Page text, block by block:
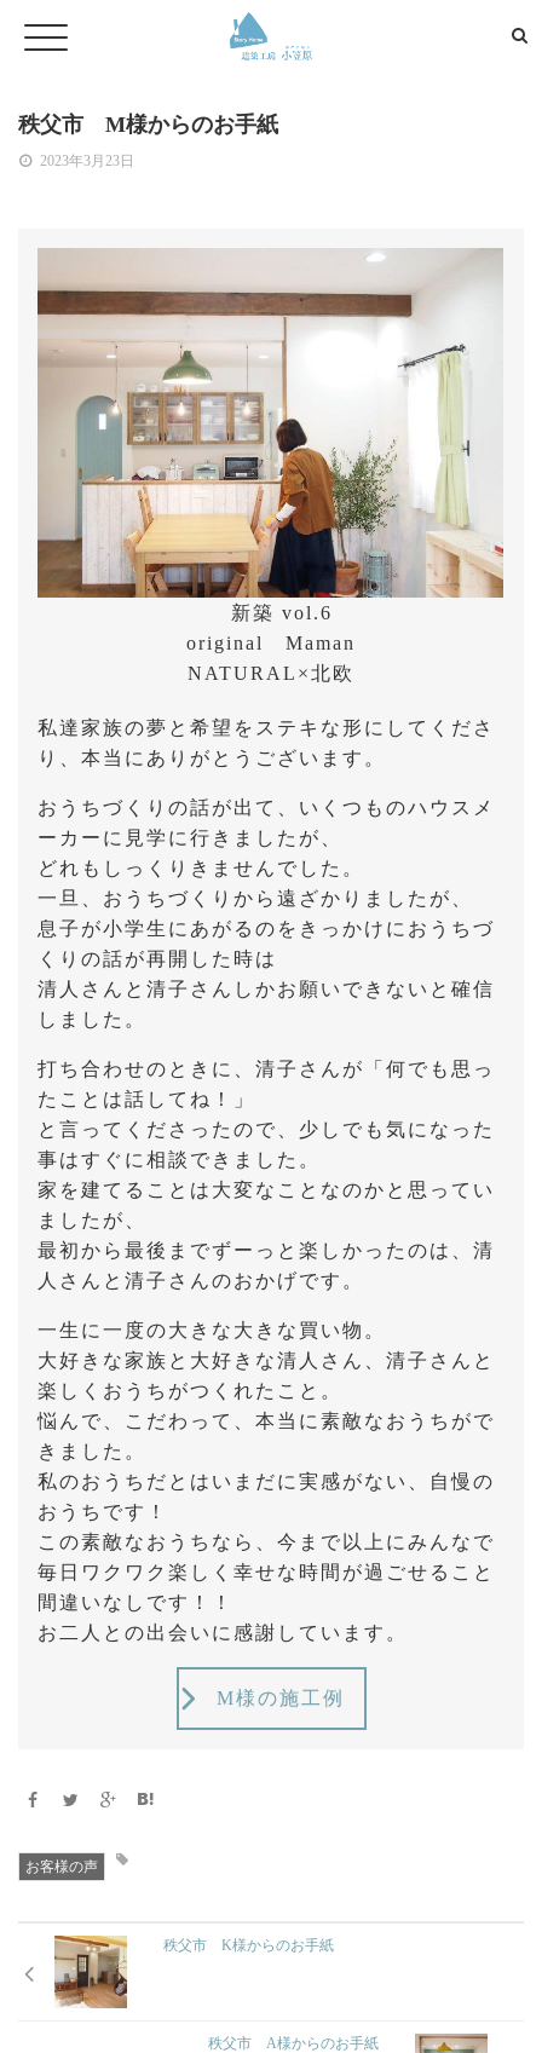
秩父市 M様からのお手紙
2023年3月23日
新築 vol.6
original Maman
NATURAL×北欧
私達家族の夢と希望をステキな形にしてくださ
り、本当にありがとうございます。
おうちづくりの話が出て、いくつものハウスメ
ーカーに見学に行きましたが、
どれもしっくりきませんでした。
一旦、おうちづくりから遠ざかりましたが、
息子が小学生にあがるのをきっかけにおうちづ
くりの話が再開した時は
清人さんと清子さんしかお願いできないと確信
しました。
打ち合わせのときに、清子さんが「何でも思っ
たことは話してね！」
と言ってくださったので、少しでも気になった
事はすぐに相談できました。
家を建てることは大変なことなのかと思ってい
ましたが、
最初から最後までずーっと楽しかったのは、清
人さんと清子さんのおかげです。
一生に一度の大きな大きな買い物。
大好きな家族と大好きな清人さん、清子さんと
楽しくおうちがつくれたこと。
悩んで、こだわって、本当に素敵なおうちがで
きました。
私のおうちだとはいまだに実感がない、自慢の
おうちです！
この素敵なおうちなら、今まで以上にみんなで
毎日ワクワク楽しく幸せな時間が過ごせること
間違いなしです！！
お二人との出会いに感謝しています。
M様の施工例
お客様の声
秩父市 K様からのお手紙
秩父市 A様からのお手紙